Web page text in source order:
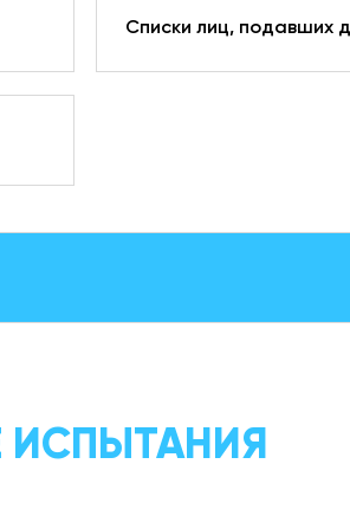
ИСПЫТАНИЯ
Списки лиц, подавших